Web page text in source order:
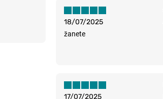
18/07/2025
žanete
17/07/2025